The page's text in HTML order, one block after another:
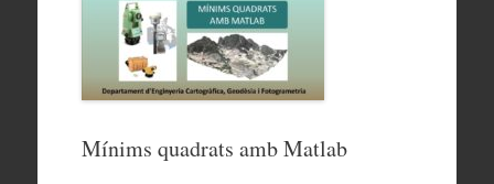
Mínims quadrats amb Matlab